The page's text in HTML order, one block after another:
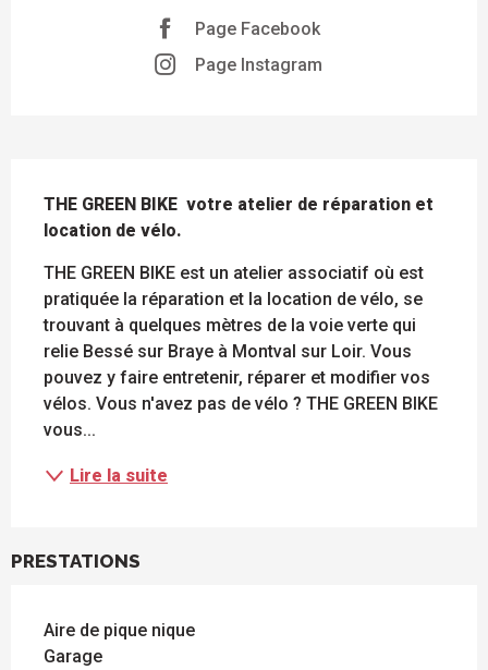
Page Facebook
Page Instagram
THE GREEN BIKE  votre atelier de réparation et
location de vélo.
THE GREEN BIKE est un atelier associatif où est
pratiquée la réparation et la location de vélo, se
trouvant à quelques mètres de la voie verte qui
relie Bessé sur Braye à Montval sur Loir. Vous
pouvez y faire entretenir, réparer et modifier vos
vélos. Vous n'avez pas de vélo ? THE GREEN BIKE
vous...
Lire la suite
PRESTATIONS
Aire de pique nique
Garage